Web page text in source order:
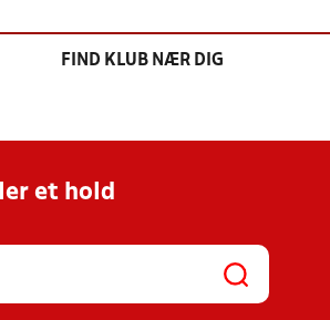
FIND KLUB NÆR DIG
et hold